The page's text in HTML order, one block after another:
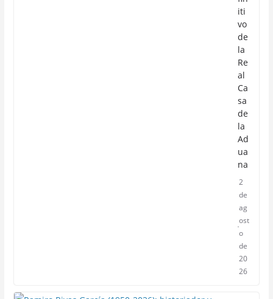
iti
vo
de
la
Re
al
Ca
sa
de
la
Ad
ua
na
2
de
ag
ost
o
de
20
26